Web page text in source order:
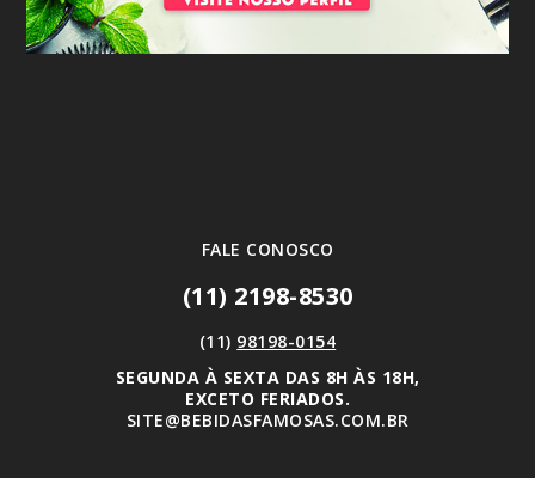
FALE CONOSCO
(11) 2198-8530
(11) 98198-0154
SEGUNDA À SEXTA DAS 8H ÀS 18H,
EXCETO FERIADOS.
SITE@BEBIDASFAMOSAS.COM.BR